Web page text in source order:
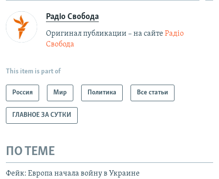
Радіо Свобода
Оригинал публикации – на сайте Радіо
Свобода
This item is part of
Россия Мир Политика Все статьи
ГЛАВНОЕ ЗА СУТКИ
ПО ТЕМЕ
Фейк: Европа начала войну в Украине